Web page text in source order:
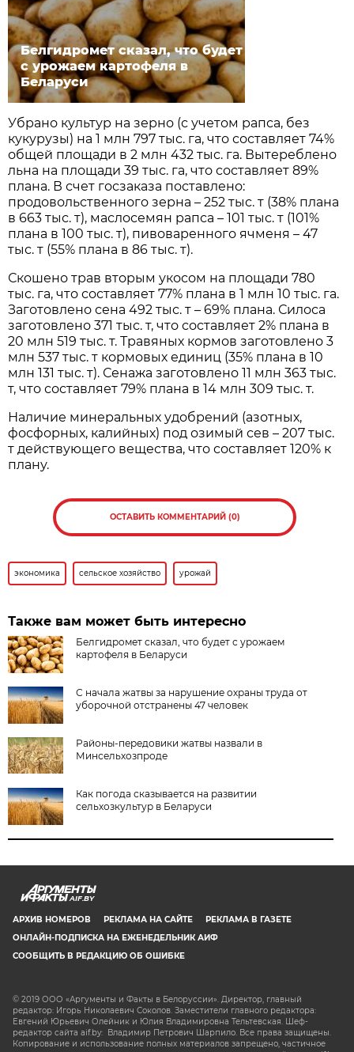
Белгидромет сказал, что будет
с урожаем картофеля в
Беларуси
Убрано культур на зерно (с учетом рапса, без
кукурузы) на 1 млн 797 тыс. га, что составляет 74%
общей площади в 2 млн 432 тыс. га. Вытереблено
льна на площади 39 тыс. га, что составляет 89%
плана. В счет госзаказа поставлено:
продовольственного зерна – 252 тыс. т (38% плана
в 663 тыс. т), маслосемян рапса – 101 тыс. т (101%
плана в 100 тыс. т), пивоваренного ячменя – 47
тыс. т (55% плана в 86 тыс. т).
Скошено трав вторым укосом на площади 780
тыс. га, что составляет 77% плана в 1 млн 10 тыс. га.
Заготовлено сена 492 тыс. т – 69% плана. Силоса
заготовлено 371 тыс. т, что составляет 2% плана в
20 млн 519 тыс. т. Травяных кормов заготовлено 3
млн 537 тыс. т кормовых единиц (35% плана в 10
млн 131 тыс. т). Сенажа заготовлено 11 млн 363 тыс.
т, что составляет 79% плана в 14 млн 309 тыс. т.
Наличие минеральных удобрений (азотных,
фосфорных, калийных) под озимый сев – 207 тыс.
т действующего вещества, что составляет 120% к
плану.
ОСТАВИТЬ КОММЕНТАРИЙ (0)
экономика сельское хозяйство урожай
Также вам может быть интересно
Белгидромет сказал, что будет с урожаем
картофеля в Беларуси
С начала жатвы за нарушение охраны труда от
уборочной отстранены 47 человек
Районы-передовики жатвы назвали в
Минсельхозпроде
Как погода сказывается на развитии
сельхозкультур в Беларуси
AIF.BY
АРХИВ НОМЕРОВ РЕКЛАМА НА САЙТЕ
РЕКЛАМА В ГАЗЕТЕ
ОНЛАЙН-ПОДПИСКА НА ЕЖЕНЕДЕЛЬНИК АИФ
СООБЩИТЬ В РЕДАКЦИЮ ОБ ОШИБКЕ
© 2019 ООО «Аргументы и Факты в Белоруссии». Директор, главный
редактор: Игорь Николаевич Соколов. Заместители главного редактора:
Евгений Юрьевич Олейник и Юлия Владимировна Тельтевская. Шеф-
редактор сайта aif.by: Владимир Петрович Шарпило. Все права защищены.
Копирование и использование полных материалов запрещено, частичное